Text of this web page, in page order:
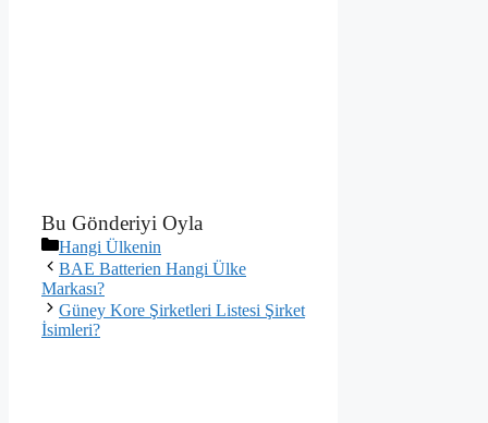
Bu Gönderiyi Oyla
Kategoriler
Hangi Ülkenin
BAE Batterien Hangi Ülke
Markası?
Güney Kore Şirketleri Listesi Şirket
İsimleri?